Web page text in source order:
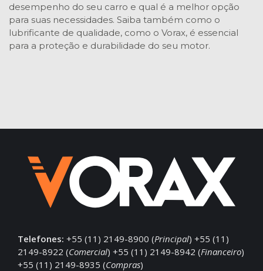
desempenho do seu carro e qual é a melhor opção
para suas necessidades. Saiba também como o
lubrificante de qualidade, como o Vorax, é essencial
para a proteção e durabilidade do seu motor.
Telefones: +55 (11) 2149-8900 (Principal) +55 (11)
2149-8922 (Comercial) +55 (11) 2149-8942 (Financeiro)
+55 (11) 2149-8935 (Compras)